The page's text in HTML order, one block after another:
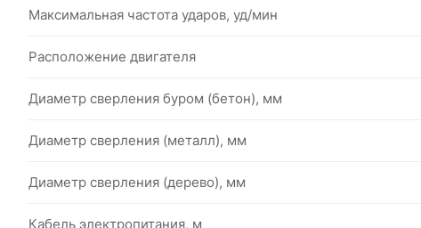
Максимальная частота ударов, уд/мин
Расположение двигателя
Диаметр сверления буром (бетон), мм
Диаметр сверления (металл), мм
Диаметр сверления (дерево), мм
Кабель электропитания, м